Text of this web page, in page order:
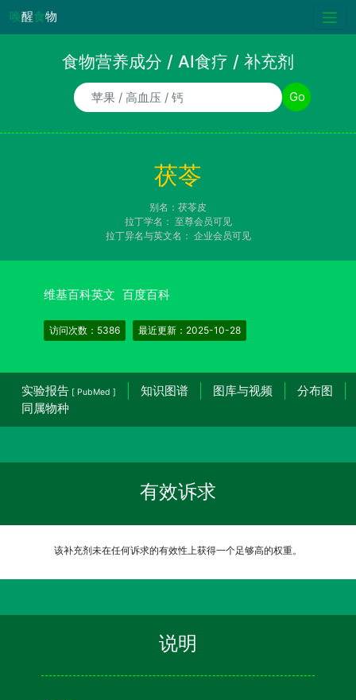
唤醒食物
食物营养成分 / AI食疗 / 补充剂
食物/AI食疗诉求/补充剂名称 Go
茯苓
别名：茯苓皮
拉丁学名： 至尊会员可见
拉丁异名与英文名： 企业会员可见
维基百科英文 百度百科
访问次数：5386 最近更新：2025-10-28
实验报告 [ PubMed ] 知识图谱 图库与视频
分布图
同属物种
有效诉求
该补充剂未在任何诉求的有效性上获得一个足够高的权重。
说明